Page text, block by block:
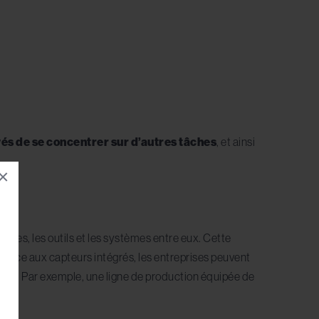
de se concentrer sur d’autres tâches , et ainsi
les outils et les systèmes entre eux. Cette
Grâce aux capteurs intégrés, les entreprises peuvent
. Par exemple, une ligne de production équipée de